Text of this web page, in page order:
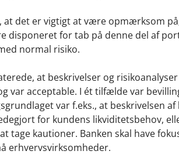
at det er vigtigt at være opmærksom
disponeret for tab på denne del af
normal risiko.
at beskrivelser og
var acceptable. I ét tilfælde var
var f.eks., at beskrivelsen
for kundens likviditetsbehov,
tage kautioner. Banken skal have
erhvervsvirksomheder.